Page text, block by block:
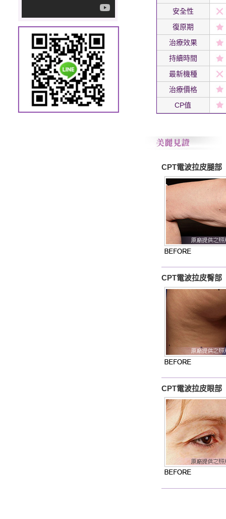
安全性
復原期
治療效果
持續時間
最新機種
治療價格
CP值
CPT電波拉皮腿部
CPT電波拉皮臀部
CPT電波拉皮眼部